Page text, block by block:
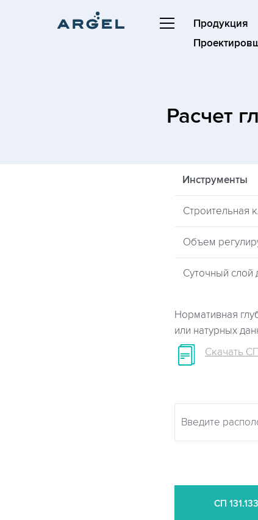
Продукция
Расчет
Инструменты
Строительная
Объем
Суточный слой
Нормативная
или натурных
Скачать
СП